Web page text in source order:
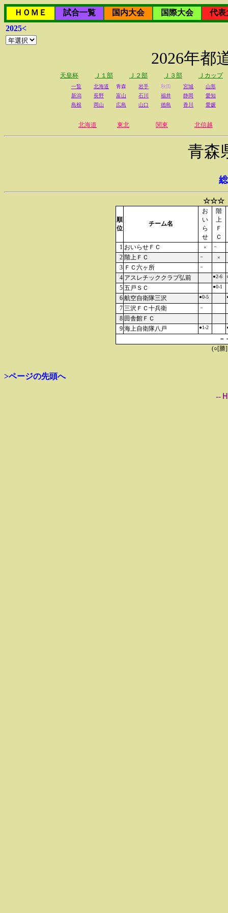
ＨＯＭＥ 試合一覧 国内大会 国際大会
代表
2025<
2026年都
天皇杯 Ｊ１部 Ｊ２部 Ｊ３部 Ｊカップ
一覧 北海道 青森 岩手 秋田 宮城
山形
新潟
長野 富山 石川 福井 静岡
愛知
島根
岡山 広島 山口 徳島 香川 愛媛
北海道 東北 関東 北信越
青森
☆☆☆
順
位
チーム名
お
い
ら
せ
階
上
Ｆ
Ｃ
1 おいらせＦＣ × －
2 階上ＦＣ － ×
3 ＦＣ六ヶ所 －
4 アスレチッククラブ弘前 ●2-6
5 五戸ＳＣ ●0-1
6 航空自衛隊三沢 ●0-5
7 三沢ＦＣ十兵衛 －
8 田舎館ＦＣ
9 海上自衛隊八戸 ●1-2
－
(○[勝
>ページの先頭へ
--